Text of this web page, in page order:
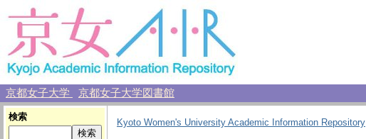
京都女子大学 京都女子大学図書館
検索
Kyoto Women's University Academic Information Repository